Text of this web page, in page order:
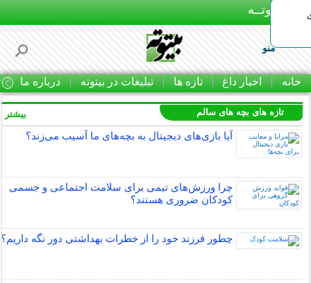
بـیتوتــه
منو
خانه اخبار داغ تازه ها تبلیغات در بیتوته درباره ما
تازه های بچه های سالم
آیا بازی‌های دیجیتال به بچه‌های ما آسیب می‌زند؟
چرا ورزش‌های تیمی برای سلامت اجتماعی و جسمی
کودکان ضروری هستند؟
چطور فرزند خود را از خطرات بهداشتی دور نگه داریم؟
بیشتر